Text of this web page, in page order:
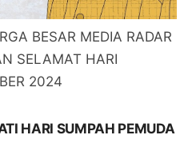
BESAR MEDIA RADAR
SELAMAT HARI
2024
HARI SUMPAH PEMUDA